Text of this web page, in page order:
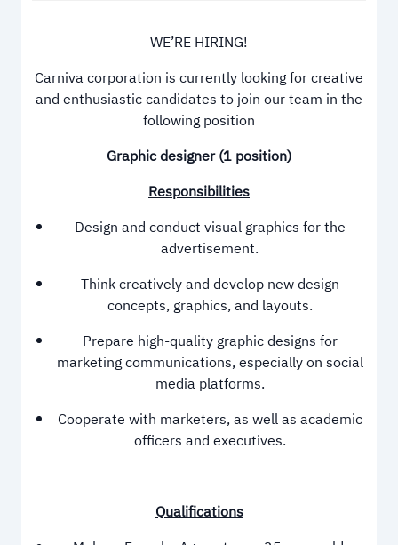
WE’RE HIRING!
Carniva corporation is currently looking for creative
and enthusiastic candidates to join our team in the
following position
Graphic designer (1 position)
Responsibilities
Design and conduct visual graphics for the
advertisement.
Think creatively and develop new design
concepts, graphics, and layouts.
Prepare high-quality graphic designs for
marketing communications, especially on social
media platforms.
Cooperate with marketers, as well as academic
officers and executives.
Qualifications